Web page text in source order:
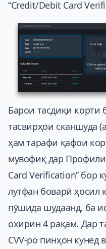
“Credit/Debit Card
Барои тасдиқи корти
тасвирҳои сканшуда
ҳам тарафи қафои
мувофиқ дар Профили
Card Verification” бор
лутфан боварӣ ҳосил
пӯшида шудаанд, ба
охирин 4 рақам. Дар
CVV-ро пинҳон кунед